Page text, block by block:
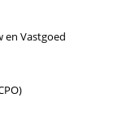
en Vastgoed